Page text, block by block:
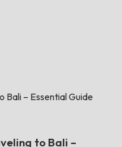
Bali – Essential Guide
to Bali –